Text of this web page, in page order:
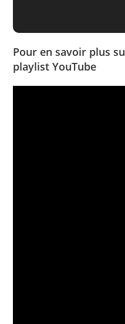
Pour en savoir plus
playlist YouTube